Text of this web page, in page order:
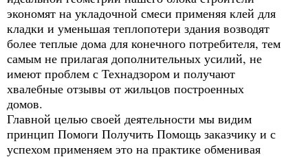
экономят на укладочной смеси применяя клей для
кладки и уменьшая теплопотери здания возводят
более теплые дома для конечного потребителя, тем
самым не прилагая дополнительных усилий, не
имеют проблем с Технадзором и получают
хвалебные отзывы от жильцов построенных
домов.
Главной целью своей деятельности мы видим
принцип Помоги Получить Помощь заказчику и с
успехом применяем это на практике обменивая